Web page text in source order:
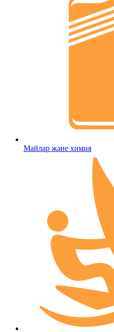
Майлар және химия